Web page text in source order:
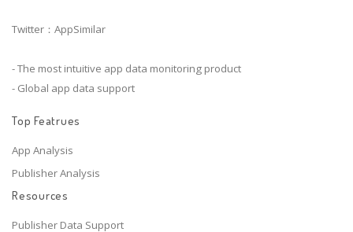
Twitter：AppSimilar
- The most intuitive app data monitoring product
- Global app data support
Top Featrues
App Analysis
Publisher Analysis
Resources
Publisher Data Support